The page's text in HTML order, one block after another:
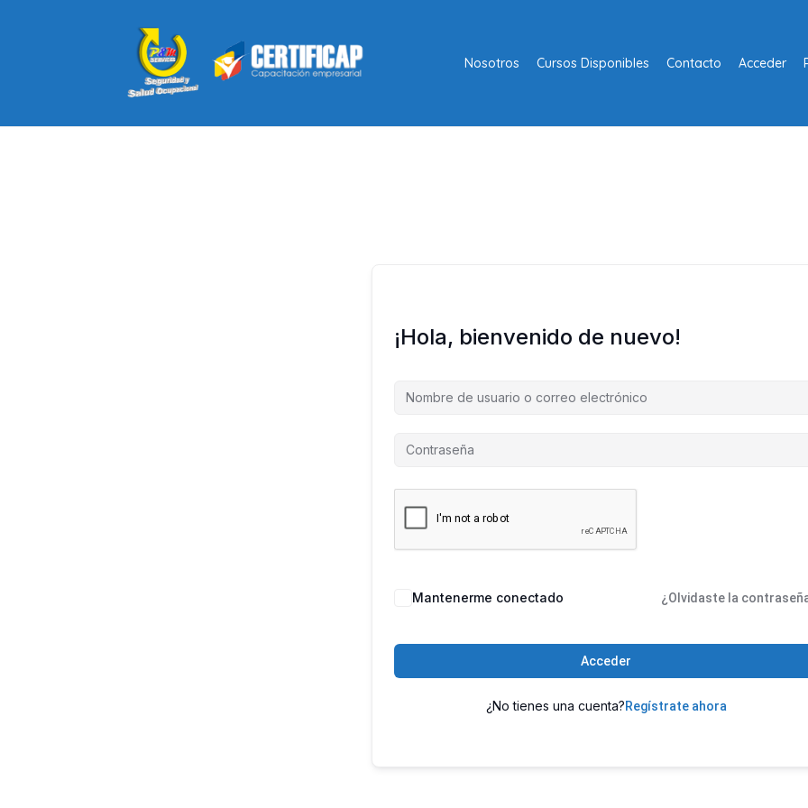
Nosotros Cursos Disponibles Contacto Acceder
¡Hola, bienvenido de nuevo!
Mantenerme conectado ¿Olvidaste la
Acceder
¿No tienes una cuenta?Regístrate ahora